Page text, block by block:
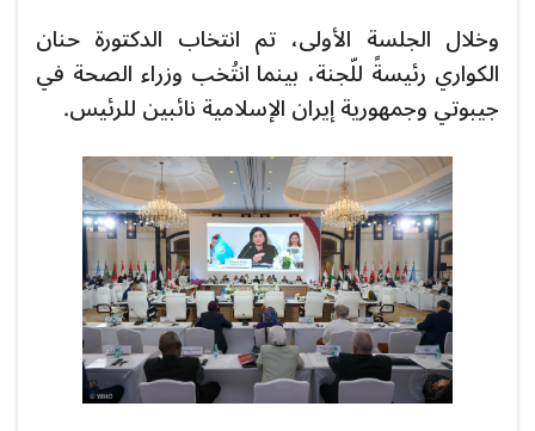
وخلال الجلسة الأولى، تم انتخاب الدكتورة حنان
الكواري رئيسةً للّجنة، بينما انتُخب وزراء الصحة في
جيبوتي وجمهورية إيران الإسلامية نائبين للرئيس.